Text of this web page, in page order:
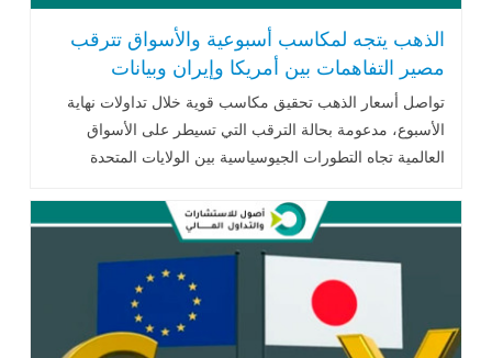
الذهب يتجه لمكاسب أسبوعية والأسواق تترقب
مصير التفاهمات بين أمريكا وإيران وبيانات
الوظائف الأمريكية
تواصل أسعار الذهب تحقيق مكاسب قوية خلال تداولات نهاية
الأسبوع، مدعومة بحالة الترقب التي تسيطر على الأسواق
العالمية تجاه التطورات الجيوسياسية بين الولايات المتحدة